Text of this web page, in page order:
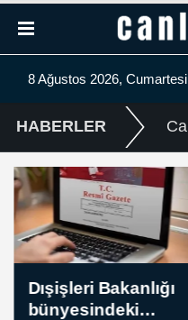
8 Ağustos 2026, Cumartesi
HABERLER
Dışişleri Bakanlığı
bünyesindeki